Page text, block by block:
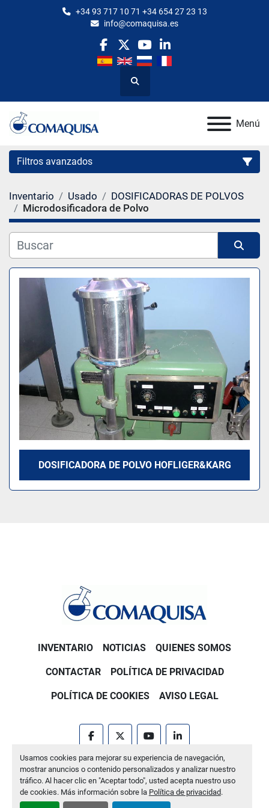
Usamos cookies para mejorar su experiencia de navegación,
mostrar anuncios o contenido personalizados y analizar nuestro
tráfico. Al hacer clic en "Aceptar todo", usted acepta nuestro uso
de cookies. Más información sobre la Política de privacidad.
+34 93 717 10 71 +34 654 27 23 13
info@comaquisa.es
facebook
twitteryoutubelinkedin
Buscar
Menú
Filtros avanzados
Categoría
Fabricante
Modelo
Inventario Usado
DOSIFICADORAS DE POLVOS
Microdosificadora de Polvo
Ordenar por
DOSIFICADORA DE POLVO HOFLIGER&KARG
INVENTARIO NOTICIAS QUIENES SOMOS
CONTACTAR POLÍTICA DE PRIVACIDAD
POLÍTICA DE COOKIES AVISO LEGAL
facebooktwitter youtubelinkedin
Machinio Systemsitio web deMachinio
Administrar cookies